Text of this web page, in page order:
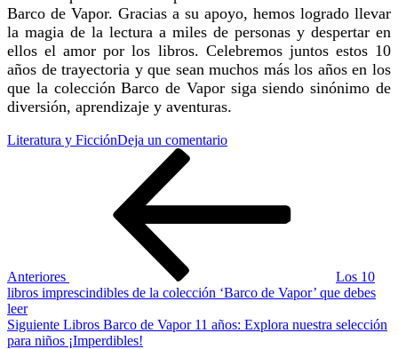
Barco de Vapor. Gracias a su apoyo, hemos logrado llevar
la magia de la lectura a miles de personas y despertar en
ellos el amor por los libros. Celebremos juntos estos 10
años de trayectoria y que sean muchos más los años en los
que la colección Barco de Vapor siga siendo sinónimo de
diversión, aprendizaje y aventuras.
Literatura y FicciónDeja un comentarioen
aventuras
de
una
Anteriores
Los 10
libros imprescindibles de la colección ‘Barco de Vapor’ que debes
leer
Siguiente
entrada
Siguiente Libros Barco de Vapor 11 años: Explora nuestra selección
para niños ¡Imperdibles!